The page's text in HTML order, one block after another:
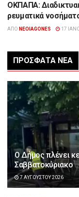
ΉΠΕΙΡΟΣ
ΟΚΠΑΠΑ:
ρευματικά
ΑΠΌ NEOIAGONES 17
ΠΡΌΣΦΑΤΑ ΝΈΑ
Ο Δήμος πλένει
Σαββατοκύριακο
7 ΑΥΓΟΎΣΤΟΥ 2026